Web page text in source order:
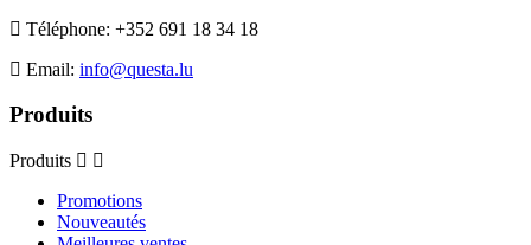
Téléphone: +352 691 18 34 18
Email: info@questa.lu
Produits
Produits
Promotions
Nouveautés